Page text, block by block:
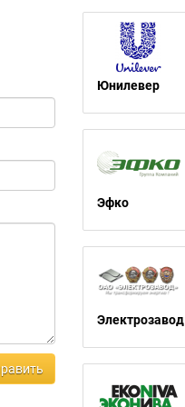
Юнилевер
Эфко
Электрозавод